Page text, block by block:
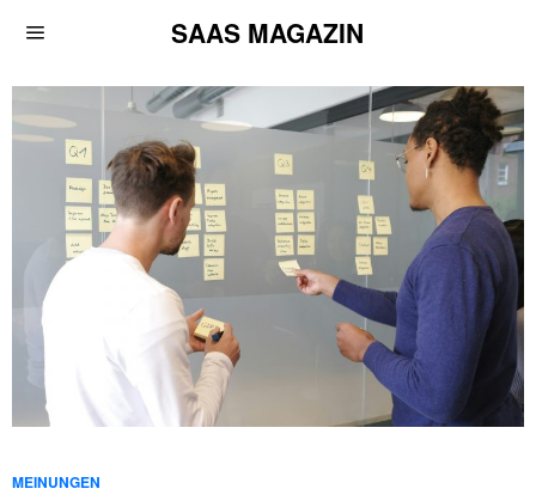
SAAS MAGAZIN
MEINUNGEN